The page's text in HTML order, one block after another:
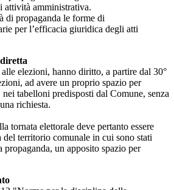
attività amministrativa.
di propaganda le forme di
per l’efficacia giuridica degli atti
elezioni, hanno diritto, a partire dal 30°
ad avere un proprio spazio per
tabelloni predisposti dal Comune, senza
richiesta.
tornata elettorale deve pertanto essere
territorio comunale in cui sono stati
un apposito spazio per